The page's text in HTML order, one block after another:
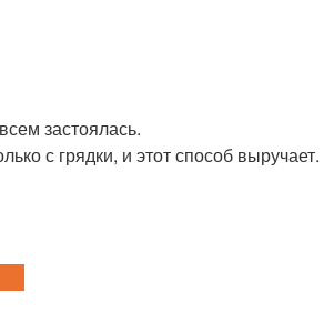
застоялась.
с грядки, и этот способ выручает.